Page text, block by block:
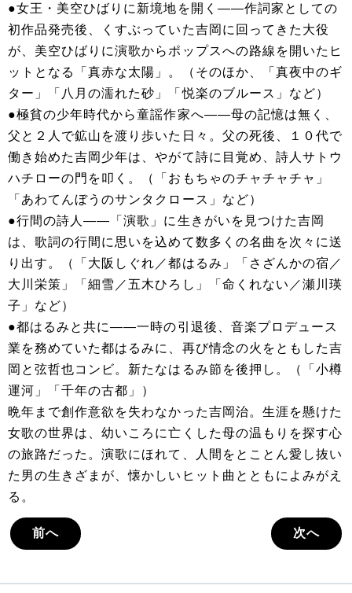
●女王・美空ひばりに新境地を開く――作詞家としての
初作品発売後、くすぶっていた吉岡に回ってきた大役
が、美空ひばりに演歌からポップスへの路線を開いたヒ
ットとなる「真赤な太陽」。（そのほか、「真夜中のギ
ター」「八月の濡れた砂」「悦楽のブルース」など）
●極貧の少年時代から童謡作家へ――母の記憶は無く、
父と２人で鉱山を渡り歩いた日々。父の死後、１０代で
働き始めた吉岡少年は、やがて詩に目覚め、詩人サトウ
ハチローの門を叩く。（「おもちゃのチャチャチャ」
「あわてんぼうのサンタクロース」など）
●行間の詩人――「演歌」に生きがいを見つけた吉岡
は、歌詞の行間に思いを込めて数多くの名曲を次々に送
り出す。（「大阪しぐれ／都はるみ」「さざんかの宿／
大川栄策」「細雪／五木ひろし」「命くれない／瀬川瑛
子」など）
●都はるみと共に――一時の引退後、音楽プロデュース
業を務めていた都はるみに、再び情念の火をともした吉
岡と弦哲也コンビ。新たなはるみ節を後押し。（「小樽
運河」「千年の古都」）
晩年まで創作意欲を失わなかった吉岡治。生涯を懸けた
女歌の世界は、幼いころに亡くした母の温もりを探す心
の旅路だった。演歌にほれて、人間をとことん愛し抜い
た男の生きざまが、懐かしいヒット曲とともによみがえ
る。
前へ 次へ